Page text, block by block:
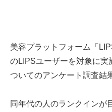
美容プラットフォーム「
のLIPSユーザーを対象に実
ついてのアンケート調査結
同年代の人のランクインが